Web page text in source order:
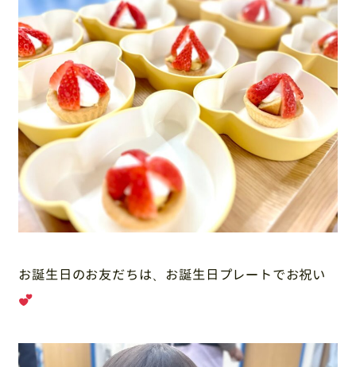
お誕生日のお友だちは、お誕生日プレートでお祝い